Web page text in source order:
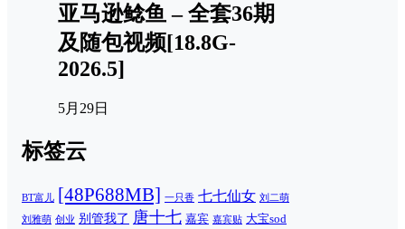
亚马逊鲶鱼 – 全套36期
及随包视频[18.8G-
2026.5]
5月29日
标签云
BT富儿 [48P688MB] 一只香 七七仙女 刘二萌
刘雅萌 创业 别管我了 唐十七 嘉宾 嘉宾贴 大宝sod